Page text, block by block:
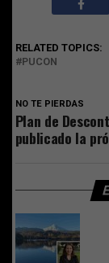
RELATED TOPICS:
PUCON
NO TE PIERDAS
Plan de
publicado la